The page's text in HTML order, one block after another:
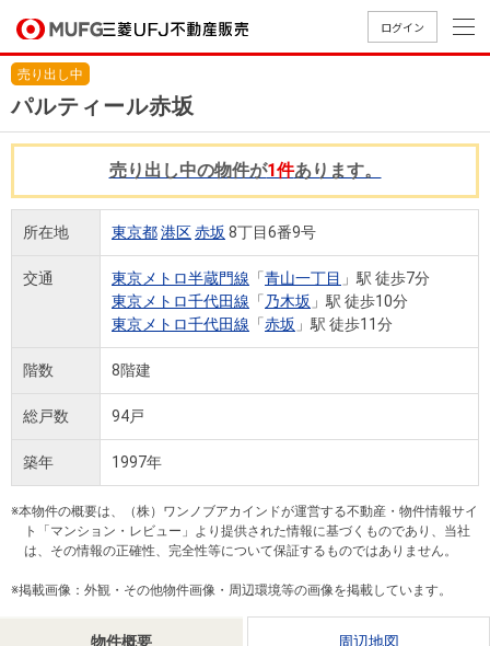
ログイン
買いたいTOP
中古
マン
ショ
ンを
探す
新
一戸
を探
す
投
資
事業
用物
件を
売りたいTOP
無
料
査
定
売
談
AI
売却
時手
取り
店舗案内TOP
店舗のご
案内（首
都圏）
店舗のご
店舗のご
会社情報TOP
ごあいさ
つ
会社概
MUFG
経営ビジ
ョン
組織図
役員一
沿革
本社地
図
ニュース
リリース
会社案内
（電子ブ
採用情報TOP
新卒採用
情報
キャリア
買いたい
売りたい
店舗案内
会社情報
法人のお客さま
提携企業にお勤めの方
会員ページ
閉じる
売り出し中
パルティール赤坂
物件概要 周辺地図
売り出し中の物件が1件あります。
所在地 東京都港区赤坂 8丁目6番9号
交通 東京メトロ半蔵門線 「青山一丁目 」駅 徒歩7分
東京メトロ千代田線 「 乃木坂 」駅 徒歩10分
東京メトロ千代田線 「赤坂 」駅 徒歩11分
階数 8階建
総戸数 94戸
築年 1997年
※本物件の概要は、（株）ワンノブアカインドが運営する不動産・物件情報サイ
ト「マンション・レビュー」より提供された情報に基づくものであり、当社
は、その情報の正確性、完全性等について保証するものではありません。
※掲載画像：外観・その他物件画像・周辺環境等の画像を掲載しています。